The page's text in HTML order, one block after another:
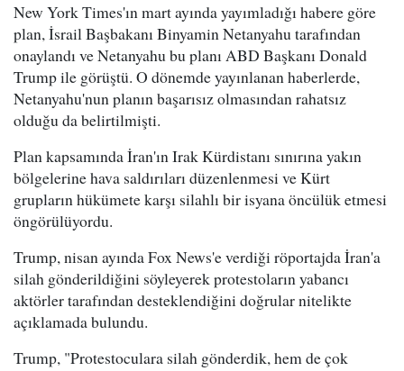
New York Times'ın mart ayında yayımladığı habere göre
plan, İsrail Başbakanı Binyamin Netanyahu tarafından
onaylandı ve Netanyahu bu planı ABD Başkanı Donald
Trump ile görüştü. O dönemde yayınlanan haberlerde,
Netanyahu'nun planın başarısız olmasından rahatsız
olduğu da belirtilmişti.
Plan kapsamında İran'ın Irak Kürdistanı sınırına yakın
bölgelerine hava saldırıları düzenlenmesi ve Kürt
grupların hükümete karşı silahlı bir isyana öncülük etmesi
öngörülüyordu.
Trump, nisan ayında Fox News'e verdiği röportajda İran'a
silah gönderildiğini söyleyerek protestoların yabancı
aktörler tarafından desteklendiğini doğrular nitelikte
açıklamada bulundu.
Trump, "Protestoculara silah gönderdik, hem de çok